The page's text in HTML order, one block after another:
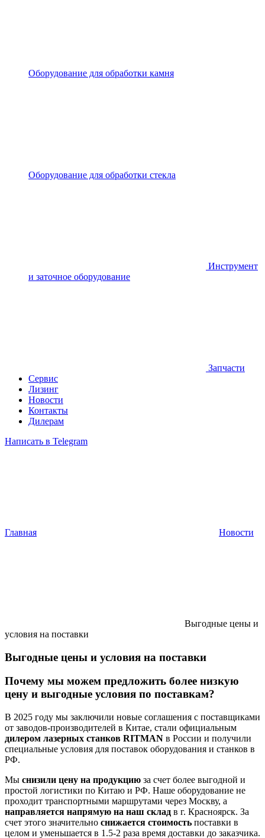
Оборудование для обработки камня
Оборудование для обработки стекла
Инструмент
и заточное оборудование
Запчасти
Сервис
Лизинг
Новости
Контакты
Дилерам
Написать в Telegram
Главная Новости
Выгодные цены и
условия на поставки
Выгодные цены и условия на поставки
Почему мы можем предложить более низкую
цену и выгодные условия по поставкам?
В 2025 году мы заключили новые соглашения с поставщиками
от заводов-производителей в Китае, стали официальным
дилером лазерных станков RITMAN в России и получили
специальные условия для поставок оборудования и станков в
РФ.
Мы снизили цену на продукцию за счет более выгодной и
простой логистики по Китаю и РФ. Наше оборудование не
проходит транспортными маршрутами через Москву, а
направляется напрямую на наш склад в г. Красноярск. За
счет этого значительно снижается стоимость поставки в
целом и уменьшается в 1.5-2 раза время доставки до заказчика.